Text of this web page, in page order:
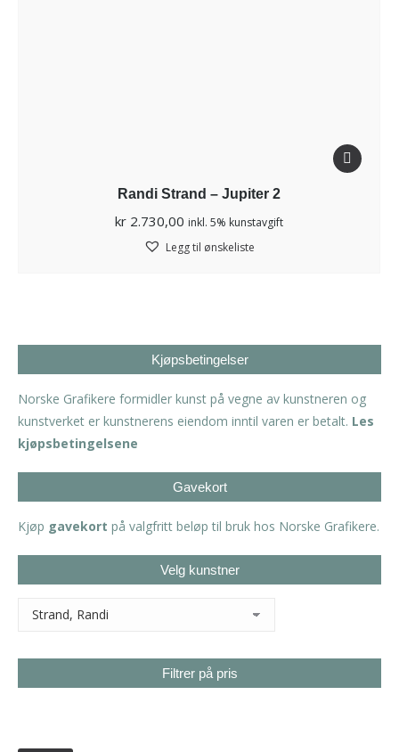
Randi Strand – Jupiter 2
kr 2.730,00 inkl. 5% kunstavgift
Legg til ønskeliste
Kjøpsbetingelser
Norske Grafikere formidler kunst på vegne av kunstneren og
kunstverket er kunstnerens eiendom inntil varen er betalt. Les
kjøpsbetingelsene
Gavekort
Kjøp gavekort på valgfritt beløp til bruk hos Norske Grafikere.
Velg kunstner
Filtrer på pris